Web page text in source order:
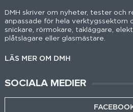
DMH skriver om nyheter, tester och
anpassade för hela verktygssektorn
snickare, rörmokare, takläggare,
plåtslagare eller glasmästare.
LÄS MER OM DMH
SOCIALA MEDIER